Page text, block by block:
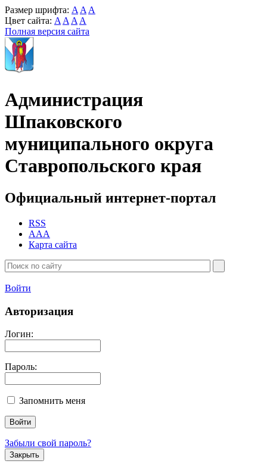
Размер шрифта: A A A
Цвет сайта: A A A A
Полная версия сайта
Администрация
Шпаковского
муниципального округа
Ставропольского края
Официальный интернет-портал
RSS
AAA
Карта сайта
Войти
Авторизация
Логин:
Пароль:
Запомнить меня
Забыли свой пароль?
Закрыть